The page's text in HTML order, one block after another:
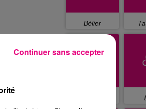
Bélier
Continuer sans accepter